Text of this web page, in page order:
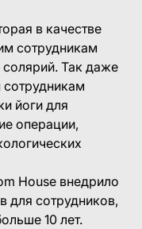
в качестве
сотрудникам
солярий. Так даже
сотрудникам
йоги для
операции,
House внедрило
для сотрудников,
10 лет.